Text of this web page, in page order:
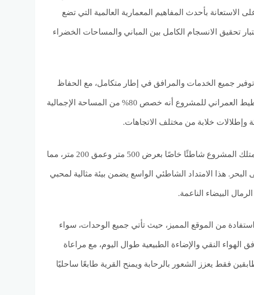
بأحدث المفاهيم المعمارية العالمية التي تضع
تحقيق الانسجام الكامل بين المباني والمساحات الخضراء
بعناية لضمان توفير جميع الخدمات والمرافق في إطار متكامل، مع الحفاظ
على الطابع المفتوح الذي يميز المنتجعات الفاخرة. ومن أبرز ما يميز التخطيط العمراني للمشروع أنه خصص 80% من المساحة الإجمالية
وإطلالات خلابة من مختلف الاتجاهات.
أما الواجهة البحرية فهي إحدى نقاط القوة الجوهرية في التصميم، حيث يمتلك المشروع شاطئًا خاصًا بعرض 500 متر وعمق 200 متر، مما
هذا الامتداد الشاطئي الواسع يضمن بيئة مثالية لمحبي
البيضاء الناعمة.
من الموقع المميز، حيث تأتي جميع الوحدات، سواء
النقي والإضاءة الطبيعية طوال اليوم، مع مراعاة
فقط يعزز الشعور بالرحابة ويمنح القرية طابعًا ساحليًا